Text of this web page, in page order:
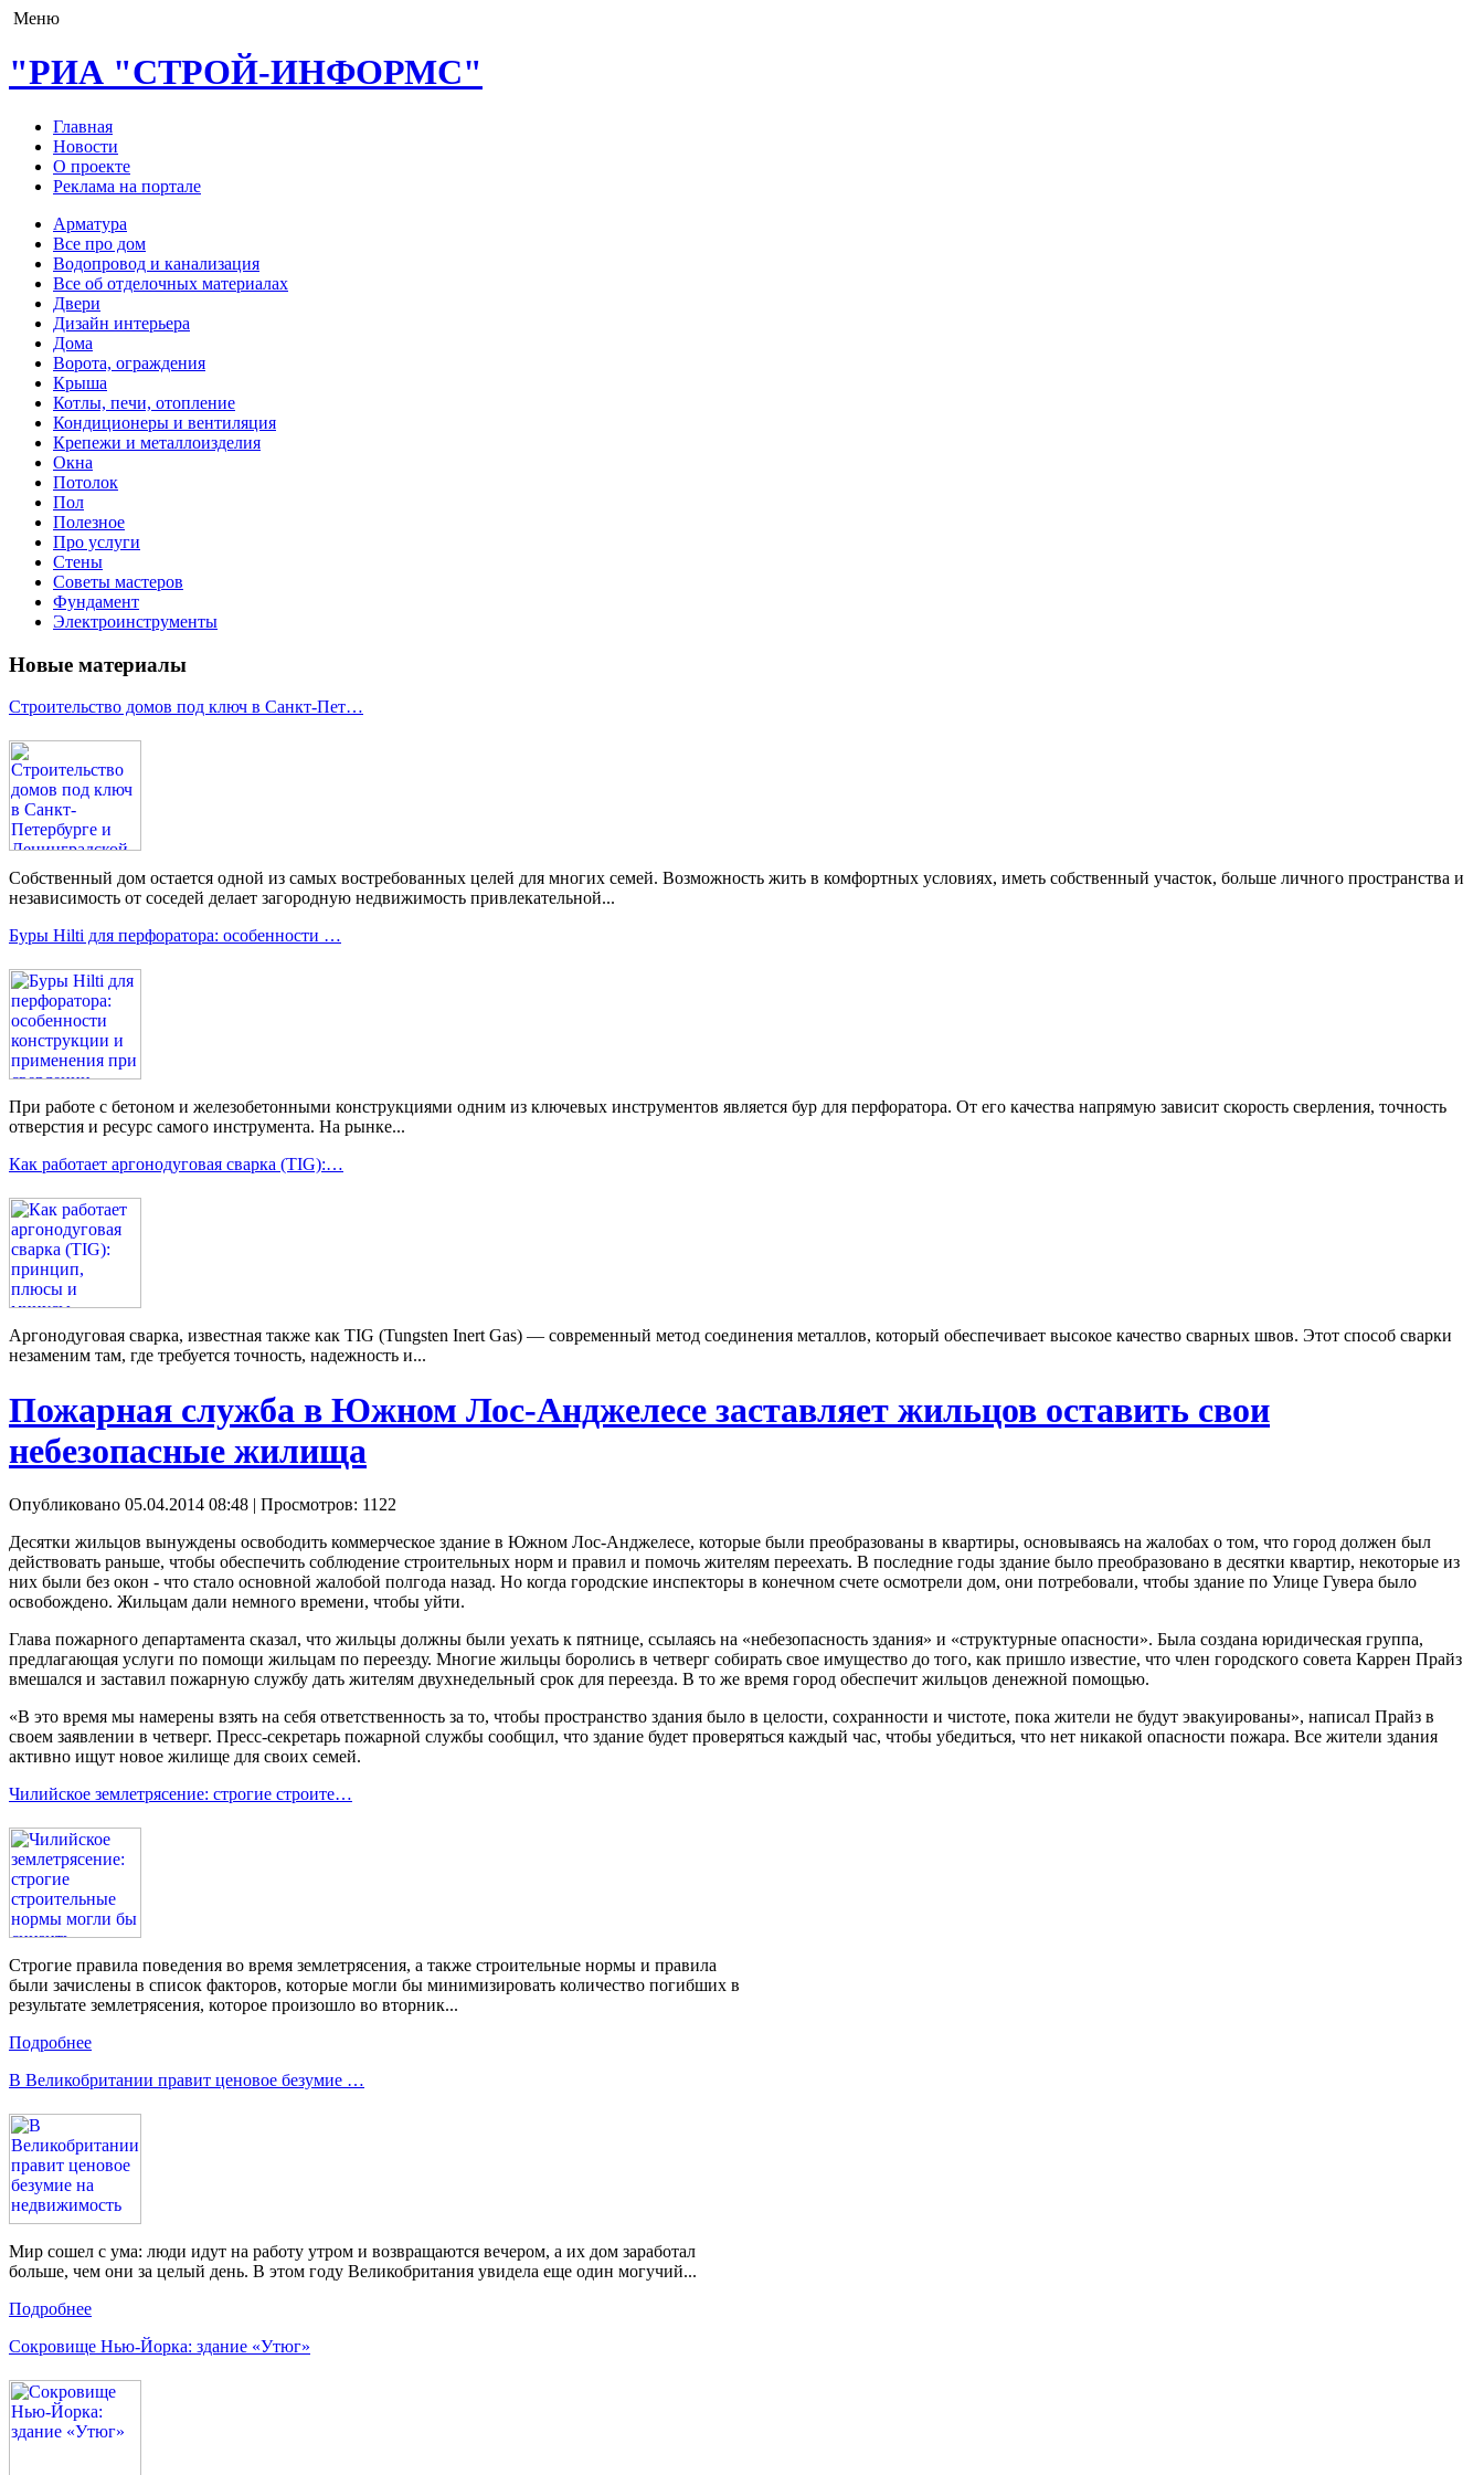
Меню
"РИА "СТРОЙ-ИНФОРМС"
Главная
Новости
О проекте
Реклама на портале
Арматура
Все про дом
Водопровод и канализация
Все об отделочных материалах
Двери
Дизайн интерьера
Дома
Ворота, ограждения
Крыша
Котлы, печи, отопление
Кондиционеры и вентиляция
Крепежи и металлоизделия
Окна
Потолок
Пол
Полезное
Про услуги
Стены
Советы мастеров
Фундамент
Электроинструменты
Новые материалы
Строительство домов под ключ в Санкт-Пет…
Собственный дом остается одной из самых востребованных целей для многих семей. Возможность жить в комфортных условиях, иметь собственный участок, больше личного пространства и
независимость от соседей делает загородную недвижимость привлекательной...
Буры Hilti для перфоратора: особенности …
При работе с бетоном и железобетонными конструкциями одним из ключевых инструментов является бур для перфоратора. От его качества напрямую зависит скорость сверления, точность
отверстия и ресурс самого инструмента. На рынке...
Как работает аргонодуговая сварка (TIG):…
Аргонодуговая сварка, известная также как TIG (Tungsten Inert Gas) — современный метод соединения металлов, который обеспечивает высокое качество сварных швов. Этот способ сварки
незаменим там, где требуется точность, надежность и...
Пожарная служба в Южном Лос-Анджелесе заставляет жильцов оставить свои
небезопасные жилища
Опубликовано 05.04.2014 08:48 | Просмотров: 1122
Десятки жильцов вынуждены освободить коммерческое здание в Южном Лос-Анджелесе, которые были преобразованы в квартиры, основываясь на жалобах о том, что город должен был
действовать раньше, чтобы обеспечить соблюдение строительных норм и правил и помочь жителям переехать. В последние годы здание было преобразовано в десятки квартир, некоторые из
них были без окон - что стало основной жалобой полгода назад. Но когда городские инспекторы в конечном счете осмотрели дом, они потребовали, чтобы здание по Улице Гувера было
освобождено. Жильцам дали немного времени, чтобы уйти.
Глава пожарного департамента сказал, что жильцы должны были уехать к пятнице, ссылаясь на «небезопасность здания» и «структурные опасности». Была создана юридическая группа,
предлагающая услуги по помощи жильцам по переезду. Многие жильцы боролись в четверг собирать свое имущество до того, как пришло известие, что член городского совета Каррен Прайз
вмешался и заставил пожарную службу дать жителям двухнедельный срок для переезда. В то же время город обеспечит жильцов денежной помощью.
«В это время мы намерены взять на себя ответственность за то, чтобы пространство здания было в целости, сохранности и чистоте, пока жители не будут эвакуированы», написал Прайз в
своем заявлении в четверг. Пресс-секретарь пожарной службы сообщил, что здание будет проверяться каждый час, чтобы убедиться, что нет никакой опасности пожара. Все жители здания
активно ищут новое жилище для своих семей.
Чилийское землетрясение: строгие строите…
Строгие правила поведения во время землетрясения, а также строительные нормы и правила
были зачислены в список факторов, которые могли бы минимизировать количество погибших в
результате землетрясения, которое произошло во вторник...
Подробнее
В Великобритании правит ценовое безумие …
Мир сошел с ума: люди идут на работу утром и возвращаются вечером, а их дом заработал
больше, чем они за целый день. В этом году Великобритания увидела еще один могучий...
Подробнее
Сокровище Нью-Йорка: здание «Утюг»